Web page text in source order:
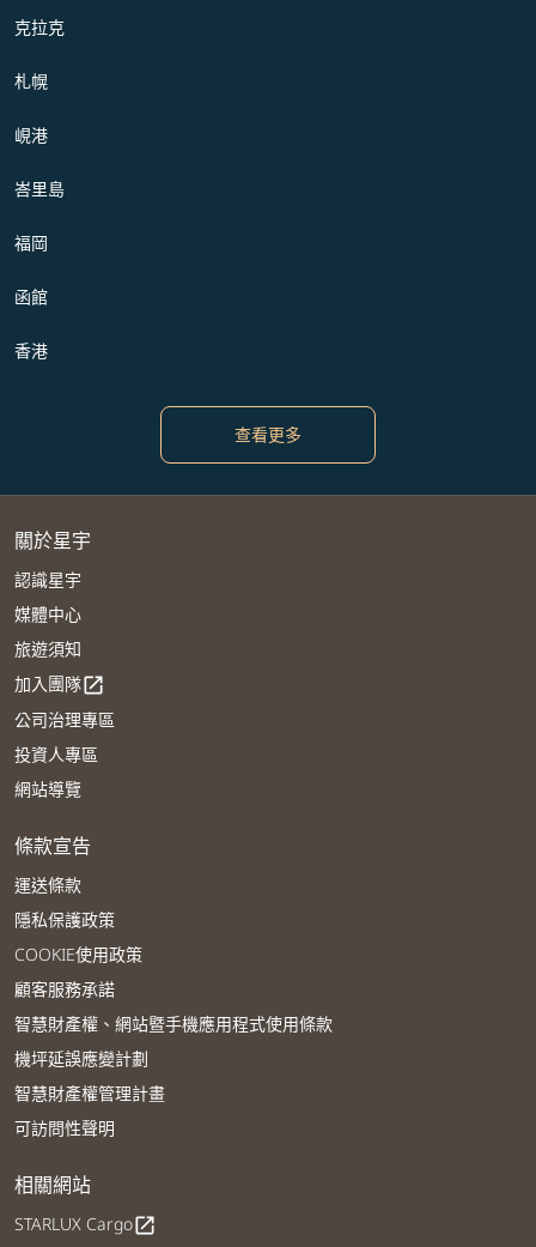
克拉克
札幌
峴港
峇里島
福岡
函館
香港
查看更多
關於星宇
認識星宇
媒體中心
旅遊須知
加入團隊open_in_new
公司治理專區
投資人專區
網站導覽
條款宣告
運送條款
隱私保護政策
COOKIE使用政策
顧客服務承諾
智慧財產權、網站暨手機應用程式使用條款
機坪延誤應變計劃
智慧財產權管理計畫
可訪問性聲明
相關網站
STARLUX Cargoopen_in_new